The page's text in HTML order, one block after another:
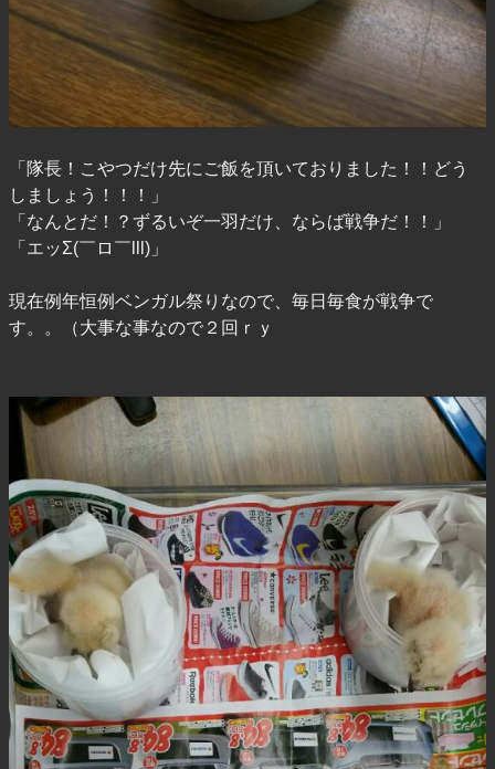
「隊長！こやつだけ先にご飯を頂いておりました！！どう
しましょう！！！」
「なんとだ！？ずるいぞ一羽だけ、ならば戦争だ！！」
「エッΣ(￣ロ￣lll)」
現在例年恒例ベンガル祭りなので、毎日毎食が戦争で
す。。（大事な事なので２回ｒｙ